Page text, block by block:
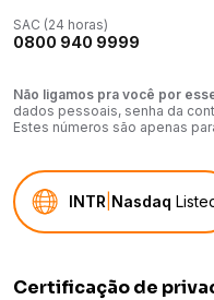
SAC (24 horas)
0800 940 9999
Não ligamos pra você por
dados pessoais, senha da
Estes números são apenas
INTR Nasdaq
Certificação de